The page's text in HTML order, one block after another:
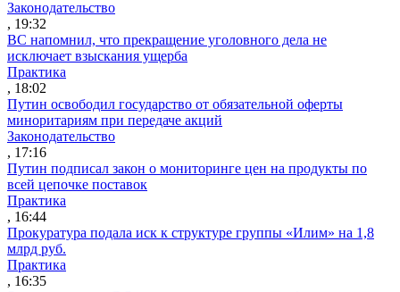
Законодательство
, 19:32
ВС напомнил, что прекращение уголовного дела не
исключает взыскания ущерба
Практика
, 18:02
Путин освободил государство от обязательной оферты
миноритариям при передаче акций
Законодательство
, 17:16
Путин подписал закон о мониторинге цен на продукты по
всей цепочке поставок
Практика
, 16:44
Прокуратура подала иск к структуре группы «Илим» на 1,8
млрд руб.
Практика
, 16:35